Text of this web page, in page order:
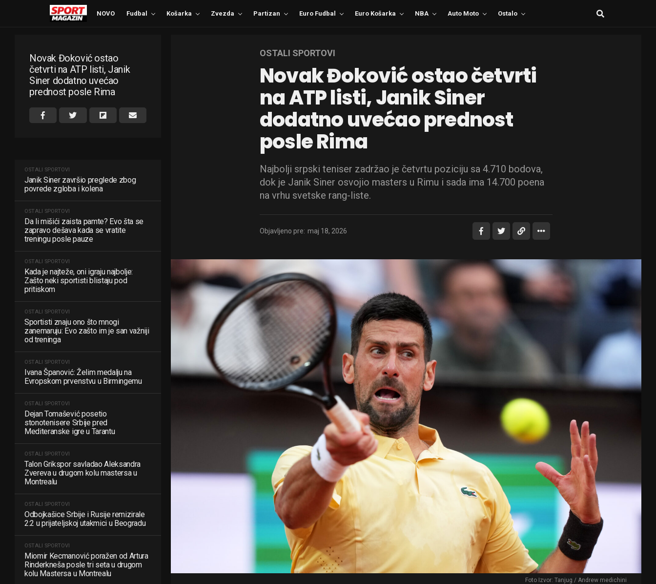
NOVO Fudbal Košarka Zvezda Partizan Euro Fudbal Euro Košarka NBA Auto Moto Ostalo
Novak Đoković ostao
četvrti na ATP listi, Janik
Siner dodatno uvećao
prednost posle Rima
OSTALI SPORTOVI
Janik Siner završio preglede zbog
povrede zgloba i kolena
OSTALI SPORTOVI
Da li mišići zaista pamte? Evo šta se
zapravo dešava kada se vratite
treningu posle pauze
OSTALI SPORTOVI
Kada je najteže, oni igraju najbolje:
Zašto neki sportisti blistaju pod
pritiskom
OSTALI SPORTOVI
Sportisti znaju ono što mnogi
zanemaruju: Evo zašto im je san važniji
od treninga
OSTALI SPORTOVI
Ivana Španović: Želim medalju na
Evropskom prvenstvu u Birmingemu
OSTALI SPORTOVI
Dejan Tomašević posetio
stonotenisere Srbije pred
Mediteranske igre u Tarantu
OSTALI SPORTOVI
Talon Grikspor savladao Aleksandra
Zvereva u drugom kolu mastersa u
Montrealu
OSTALI SPORTOVI
Odbojkašice Srbije i Rusije remizirale
2:2 u prijateljskoj utakmici u Beogradu
OSTALI SPORTOVI
Miomir Kecmanović poražen od Artura
Rinderkneša posle tri seta u drugom
kolu Mastersa u Montrealu
OSTALI SPORTOVI
Novak Đoković ostao četvrti
na ATP listi, Janik Siner
dodatno uvećao prednost
posle Rima
Najbolji srpski teniser zadržao je četvrtu poziciju sa 4.710 bodova,
dok je Janik Siner osvojio masters u Rimu i sada ima 14.700 poena
na vrhu svetske rang-liste.
Objavljeno pre: maj 18, 2026
Foto Izvor: Tanjug / Andrew medichini